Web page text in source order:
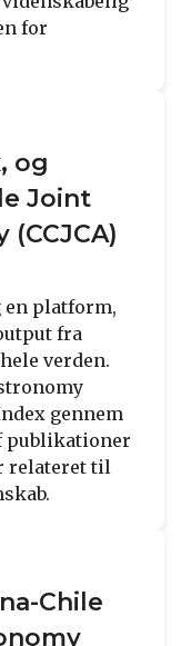
for
og
Joint
en platform,
fra
verden.
gennem
publikationer
relateret til
Chile